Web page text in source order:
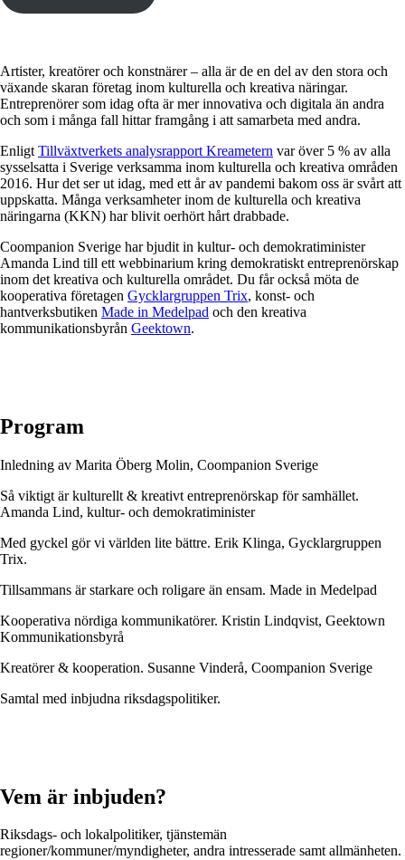
Artister, kreatörer och konstnärer – alla är de en del av den stora och
växande skaran företag inom kulturella och kreativa näringar.
Entreprenörer som idag ofta är mer innovativa och digitala än andra
och som i många fall hittar framgång i att samarbeta med andra.
Enligt Tillväxtverkets analysrapport Kreametern var över 5 % av alla
sysselsatta i Sverige verksamma inom kulturella och kreativa områden
2016. Hur det ser ut idag, med ett år av pandemi bakom oss är svårt att
uppskatta. Många verksamheter inom de kulturella och kreativa
näringarna (KKN) har blivit oerhört hårt drabbade.
Coompanion Sverige har bjudit in kultur- och demokratiminister
Amanda Lind till ett webbinarium kring demokratiskt entreprenörskap
inom det kreativa och kulturella området. Du får också möta de
kooperativa företagen Gycklargruppen Trix, konst- och
hantverksbutiken Made in Medelpad och den kreativa
kommunikationsbyrån Geektown.
Program
Inledning av Marita Öberg Molin, Coompanion Sverige
Så viktigt är kulturellt & kreativt entreprenörskap för samhället.
Amanda Lind, kultur- och demokratiminister
Med gyckel gör vi världen lite bättre. Erik Klinga, Gycklargruppen
Trix.
Tillsammans är starkare och roligare än ensam. Made in Medelpad
Kooperativa nördiga kommunikatörer. Kristin Lindqvist, Geektown
Kommunikationsbyrå
Kreatörer & kooperation. Susanne Vinderå, Coompanion Sverige
Samtal med inbjudna riksdagspolitiker.
Vem är inbjuden?
Riksdags- och lokalpolitiker, tjänstemän
regioner/kommuner/myndigheter, andra intresserade samt allmänheten.